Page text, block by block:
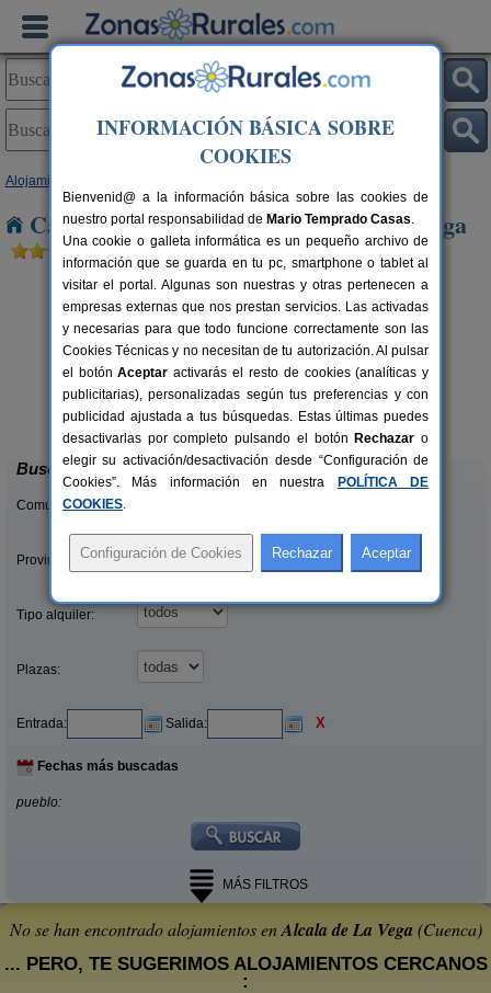
Alojamientos
Casas Rurales cerca de Alcala de La Vega
3-12 pers.
desde22 €
La Casa de La Posada
Ribagorda (Cuenca)
Buscar
Comunidades:
Provincias/Islas:
Tipo alquiler:
Plazas:
Entrada: Salida: X
Fechas más buscadas
pueblo:
MÁS FILTROS
No se han encontrado alojamientos enAlcala de La Vega (Cuenca)
... PERO, TE SUGERIMOS ALOJAMIENTOS CERCANOS
:
INFORMACIÓN BÁSICA SOBRE
COOKIES
Bienvenid@ a la información básica sobre las cookies de
nuestro portal responsabilidad de Mario Temprado Casas.
Una cookie o galleta informática es un pequeño archivo de
información que se guarda en tu pc, smartphone o tablet al
visitar el portal. Algunas son nuestras y otras pertenecen a
empresas externas que nos prestan servicios. Las activadas
y necesarias para que todo funcione correctamente son las
Cookies Técnicas y no necesitan de tu autorización. Al pulsar
el botónAceptar activarás el resto de cookies (analíticas y
publicitarias), personalizadas según tus preferencias y con
publicidad ajustada a tus búsquedas. Estas últimas puedes
desactivarlas por completo pulsando el botón Rechazar o
elegir su activación/desactivación desde “Configuración de
Cookies”. Más información en nuestra
POLÍTICA DE
COOKIES.